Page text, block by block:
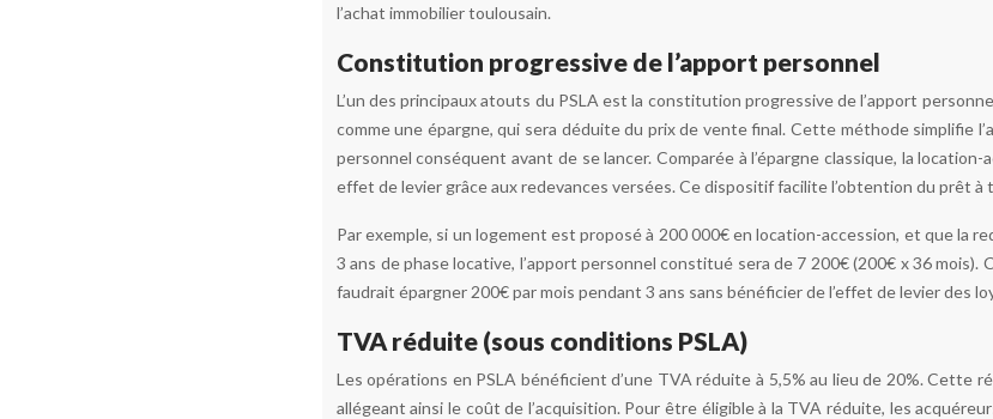
l’achat immobilier toulousain.
Constitution progressive de l’apport personnel
L’un des principaux atouts du PSLA est la constitution progressive de l’apport
comme une épargne, qui sera déduite du prix de vente final. Cette méthode simplifie
personnel conséquent avant de se lancer. Comparée à l’épargne classique, la
effet de levier grâce aux redevances versées. Ce dispositif facilite l’obtention du prêt à
Par exemple, si un logement est proposé à 200 000€ en location-accession, et que la
3 ans de phase locative, l’apport personnel constitué sera de 7 200€ (200€ x 36
faudrait épargner 200€ par mois pendant 3 ans sans bénéficier de l’effet de levier des
TVA réduite (sous conditions PSLA)
Les opérations en PSLA bénéficient d’une TVA réduite à 5,5% au lieu de 20%.
allégeant ainsi le coût de l’acquisition. Pour être éligible à la TVA réduite, les